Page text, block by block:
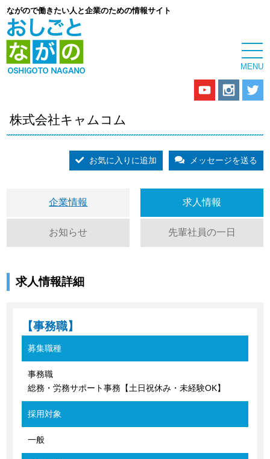
ながので働きたい人と企業のための情報サイト
株式会社キャムコム
お気に入りに追加 メッセージを送る
企業情報 求人情報
お知らせ 先輩社員の一日
求人情報詳細
【事務職】
募集職種
事務職
総務・労務サポート事務【土日祝休み・未経験OK】
採用対象
一般